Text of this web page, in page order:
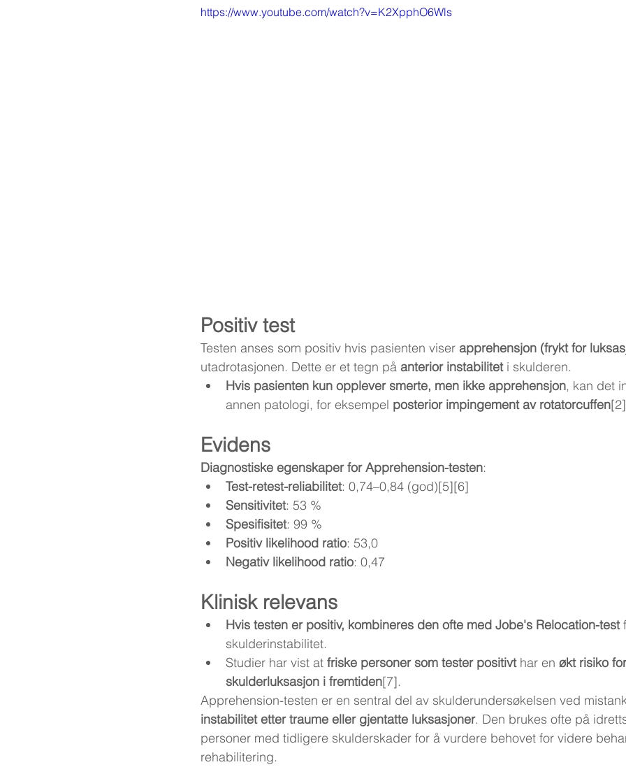
https://www.youtube.com/watch?v=K2XpphO6Wls
Positiv test
Testen anses som positiv hvis pasienten viser apprehensjon (frykt for
utadrotasjonen. Dette er et tegn på anterior instabilitet i skulderen.
Hvis pasienten kun opplever smerte, men ikke apprehensjon, kan det
annen patologi, for eksempel posterior impingement av rotatorcuffen
Evidens
Diagnostiske egenskaper for Apprehension-testen:
Test-retest-reliabilitet: 0,74–0,84 (god)[5][6]
Sensitivitet: 53 %
Spesifisitet: 99 %
Positiv likelihood ratio: 53,0
Negativ likelihood ratio: 0,47
Klinisk relevans
Hvis testen er positiv, kombineres den ofte med Jobe's Relocation-test
skulderinstabilitet.
Studier har vist at friske personer som tester positivt har en økt risiko
skulderluksasjon i fremtiden[7].
Apprehension-testen er en sentral del av skulderundersøkelsen ved
instabilitet etter traume eller gjentatte luksasjoner. Den brukes ofte på
personer med tidligere skulderskader for å vurdere behovet for videre
rehabilitering.